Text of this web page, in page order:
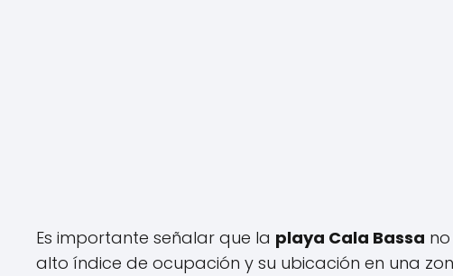
Es importante señalar que la playa Cala Bassa
alto índice de ocupación y su ubicación en una